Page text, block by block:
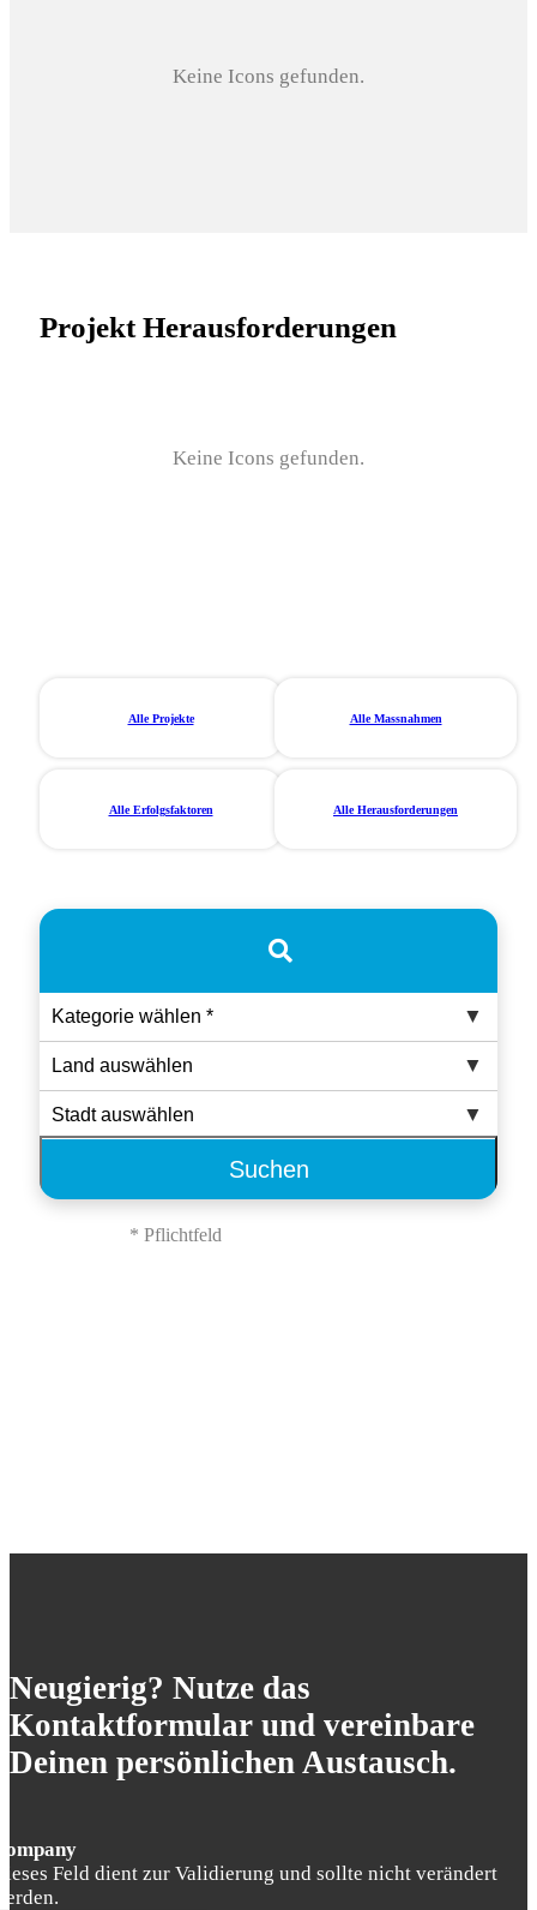
Keine Icons gefunden.
Projekt Herausforderungen
Keine Icons gefunden.
Alle Projekte Alle Massnahmen
Alle Erfolgsfaktoren Alle Herausforderungen
Suchen
* Pflichtfeld
Neugierig? Nutze das
Kontaktformular und vereinbare
Deinen persönlichen Austausch.
Feld dient zur Validierung und sollte nicht verändert